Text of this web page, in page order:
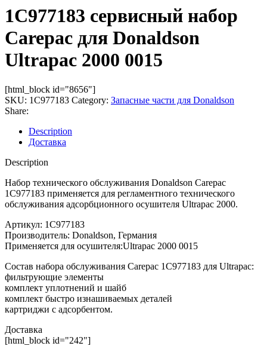
1C977183 сервисный набор
Carepac для Donaldson
Ultrapac 2000 0015
[html_block id="8656"]
SKU: 1C977183 Category: Запасные части для Donaldson
Share:
Description
Доставка
Description
Набор технического обслуживания Donaldson Carepac
1C977183 применяется для регламентного технического
обслуживания адсорбционного осушителя Ultrapac 2000.
Артикул: 1C977183
Производитель: Donaldson, Германия
Применяется для осушителя:Ultrapac 2000 0015
Состав набора обслуживания Carepac 1C977183 для Ultrapac:
фильтрующие элементы
комплект уплотнений и шайб
комплект быстро изнашиваемых деталей
картриджи с адсорбентом.
Доставка
[html_block id="242"]